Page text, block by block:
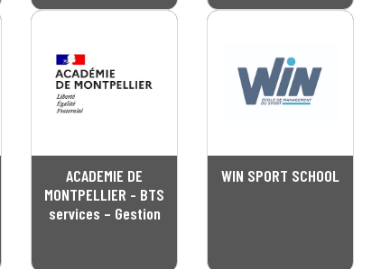
ACADEMIE DE
MONTPELLIER - BTS
services – Gestion
WIN SPORT SCHOOL